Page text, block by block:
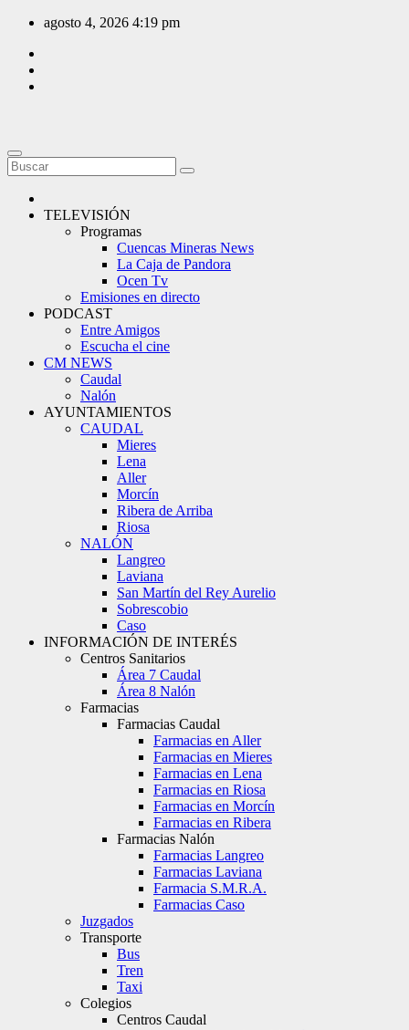
Saltar
contenido
agosto 4, 2026 4:19 pm
TELEVISIÓN
Programas
Cuencas Mineras News
La Caja de Pandora
Ocen Tv
Emisiones en directo
PODCAST
Entre Amigos
Escucha el cine
CM NEWS
Caudal
Nalón
AYUNTAMIENTOS
CAUDAL
Mieres
Lena
Aller
Morcín
Ribera de Arriba
Riosa
NALÓN
Langreo
Laviana
San Martín del Rey Aurelio
Sobrescobio
Caso
INFORMACIÓN DE INTERÉS
Centros Sanitarios
Área 7 Caudal
Área 8 Nalón
Farmacias
Farmacias Caudal
Farmacias en Aller
Farmacias en Mieres
Farmacias en Lena
Farmacias en Riosa
Farmacias en Morcín
Farmacias en Ribera
Farmacias Nalón
Farmacias Langreo
Farmacias Laviana
Farmacia S.M.R.A.
Farmacias Caso
Juzgados
Transporte
Bus
Tren
Taxi
Colegios
Centros Caudal